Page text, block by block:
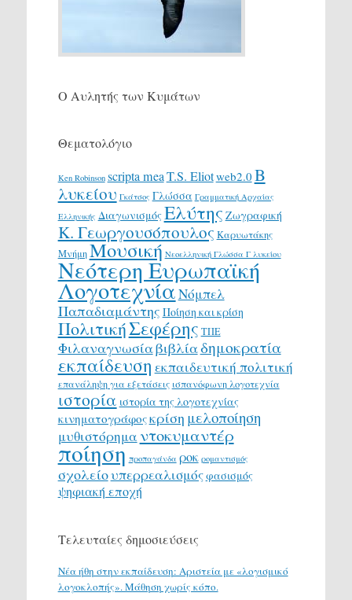
Ο Αυλητής των Κυμάτων
Θεματολόγιο
Ken Robinson scripta meaT.S. Eliotweb2.0 Β
λυκείου Γκάτσος Γλώσσα Γραμματική Αρχαίας
Ελληνικής ΔιαγωνισμόςΕλύτης Ζωγραφική
Κ. Γεωργουσόπουλος Καρυωτάκης
ΜνήμηΜουσική Νεοελληνική Γλώσσα Γ λυκείου
Νεότερη Ευρωπαϊκή
ΛογοτεχνίαΝόμπελ
Παπαδιαμάντης Ποίηση και κρίση
ΠολιτικήΣεφέρης ΤΠΕ
Φιλαναγνωσίαβιβλίαδημοκρατία
εκπαίδευση εκπαιδευτική πολιτική
επανάληψη για εξετάσεις ισπανόφωνη λογοτεχνία
ιστορία ιστορία της λογοτεχνίας
κινηματογράφοςκρίση μελοποίηση
μυθιστόρημα ντοκυμαντέρ
ποίηση προπαγάνδα ροκ ρομαντισμός
σχολείουπερρεαλισμόςφασισμός
ψηφιακή εποχή
Τελευταίες δημοσιεύσεις
Νέα ήθη στην εκπαίδευση: Αριστεία με «λογισμικό
λογοκλοπής». Μάθηση χωρίς κόπο.